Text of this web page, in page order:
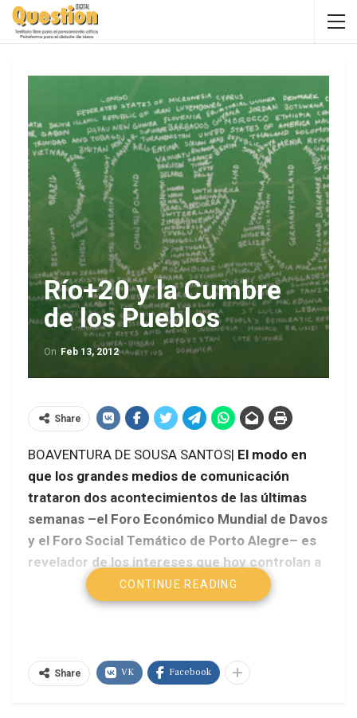
Río+20 y la Cumbre
de los Pueblos
On Feb 13, 2012
Share
BOAVENTURA DE SOUSA SANTOS| El modo en
que los grandes medios de comunicación
trataron dos acontecimientos de las últimas
semanas –el Foro Económico Mundial de Davos
y el Foro Social Temático de Porto Alegre– es
revelador de los intereses que hoy controlan a
la opinión pública mundial. El primero mereció
atención, pese a que nada nuevo se discutió
los síntomas de la crisis, ocultando sus
verdaderas causas.
CONTINUE READING
Share VK Facebook